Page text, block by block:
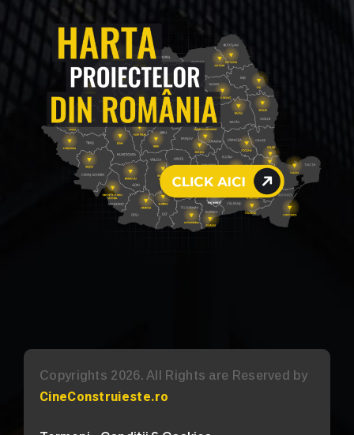
Copyrights 2026. All Rights are Reserved by
CineConstruieste.ro